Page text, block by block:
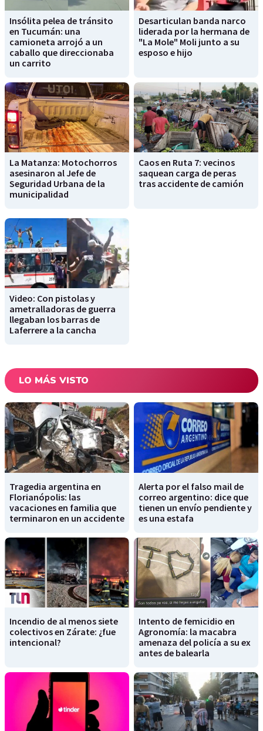
Insólita pelea de tránsito
en Tucumán: una
camioneta arrojó a un
caballo que direccionaba
un carrito
Desarticulan banda narco
liderada por la hermana de
"La Mole" Moli junto a su
esposo e hijo
La Matanza: Motochorros
asesinaron al Jefe de
Seguridad Urbana de la
municipalidad
Caos en Ruta 7: vecinos
saquean carga de peras
tras accidente de camión
Video: Con pistolas y
ametralladoras de guerra
llegaban los barras de
Laferrere a la cancha
LO MÁS VISTO
Tragedia argentina en
Florianópolis: las
vacaciones en familia que
terminaron en un accidente
Alerta por el falso mail de
correo argentino: dice que
tienen un envío pendiente y
es una estafa
Incendio de al menos siete
colectivos en Zárate: ¿fue
intencional?
Intento de femicidio en
Agronomía: la macabra
amenaza del policía a su ex
antes de balearla